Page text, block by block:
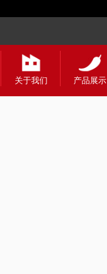
关于我们 产品展示